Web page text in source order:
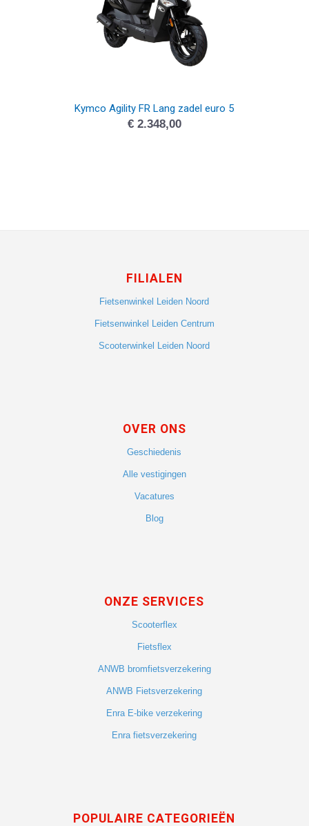
Kymco Agility FR Lang zadel euro 5
€2.348,00
FILIALEN
Fietsenwinkel Leiden Noord
Fietsenwinkel Leiden Centrum
Scooterwinkel Leiden Noord
OVER ONS
Geschiedenis
Alle vestigingen
Vacatures
Blog
ONZE SERVICES
Scooterflex
Fietsflex
ANWB bromfietsverzekering
ANWB Fietsverzekering
Enra E-bike verzekering
Enra fietsverzekering
POPULAIRE CATEGORIEËN